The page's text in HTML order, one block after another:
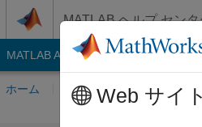
MATLAB ヘルプ センタ
MATLAB Answers File Exchange
ホーム 質問する 回答 閲
Web サイ